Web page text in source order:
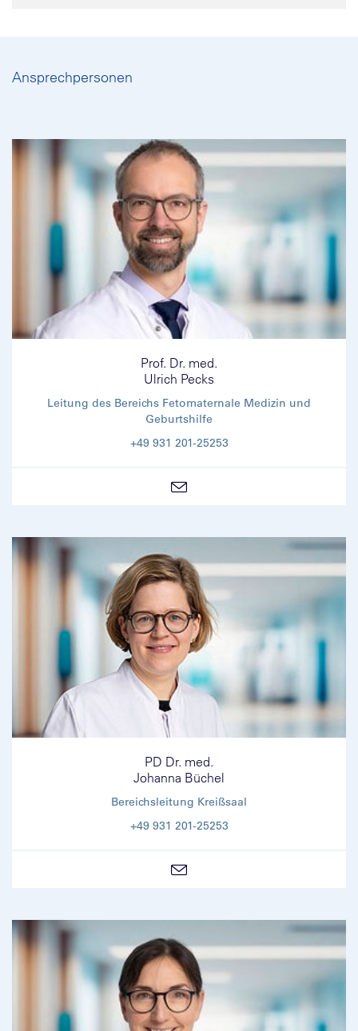
Ansprechpersonen
Prof. Dr. med.
Ulrich Pecks
Leitung des Bereichs Fetomaternale Medizin und
Geburtshilfe
+49 931 201-25253
PD Dr. med.
Johanna Büchel
Bereichsleitung Kreißsaal
+49 931 201-25253